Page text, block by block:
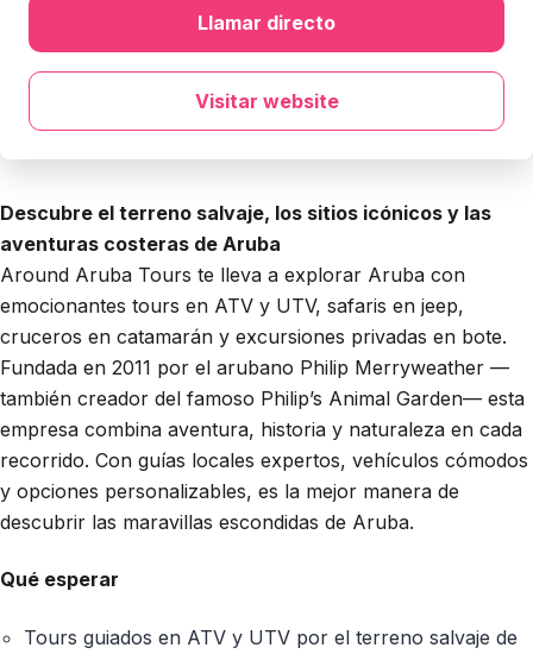
Descubre el terreno salvaje, los sitios icónicos y las
aventuras costeras de Aruba
Around Aruba Tours te lleva a explorar Aruba con
emocionantes tours en ATV y UTV, safaris en jeep,
cruceros en catamarán y excursiones privadas en bote.
Fundada en 2011 por el arubano Philip Merryweather —
también creador del famoso Philip’s Animal Garden— esta
empresa combina aventura, historia y naturaleza en cada
recorrido. Con guías locales expertos, vehículos cómodos
y opciones personalizables, es la mejor manera de
descubrir las maravillas escondidas de Aruba.
Qué esperar
Tours guiados en ATV y UTV por el terreno salvaje de
Llamar directo
Visitar website